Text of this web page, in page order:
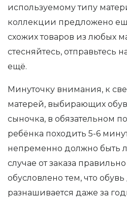
используемому типу
коллекции предложено
схожих товаров из любых
стесняйтесь, отправьтесь
ещё.
Минуточку внимания, к
матерей, выбирающих
сыночка, в обязательном
ребёнка походить 5-6
непременно должно быть
случае от заказа правильно
обусловлено тем, что
разнашивается даже за